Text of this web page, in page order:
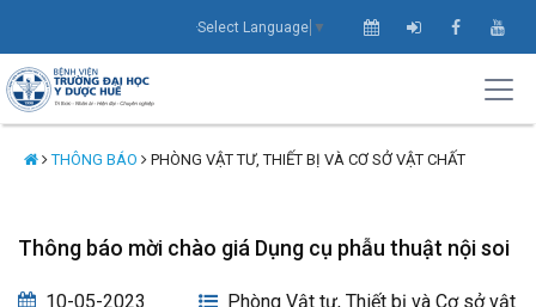
Select Language ▼
THÔNG BÁO PHÒNG VẬT TƯ, THIẾT BỊ VÀ CƠ SỞ VẬT CHẤT
Thông báo mời chào giá Dụng cụ phẫu thuật nội soi
10-05-2023
Phòng Vật tư, Thiết bị và Cơ sở vật